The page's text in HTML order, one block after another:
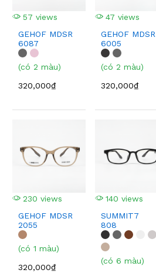
57 views
GEHOF MDSR
6087
(có 2 màu)
320,000₫
47 views
GEHOF MDSR
6005
(có 2 màu)
320,000₫
230 views
GEHOF MDSR
2055
(có 1 màu)
320,000₫
140 views
SUMMIT7
808
(có 6 màu)